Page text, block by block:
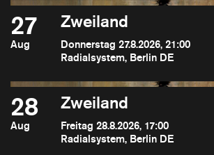
27
Aug
Zweiland
Donnerstag 27.8.2026, 21:00
Radialsystem, Berlin DE
28
Aug
Zweiland
Freitag 28.8.2026, 17:00
Radialsystem, Berlin DE